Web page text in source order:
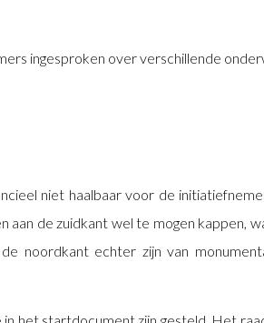
ingesproken over verschillende
niet haalbaar voor de
aan de zuidkant wel te mogen kappen,
noordkant echter zijn van